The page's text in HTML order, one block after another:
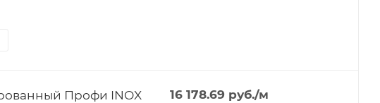
Профи INOX
16 178.69 руб./м